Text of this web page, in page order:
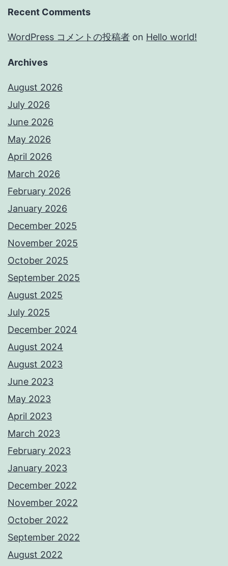
Recent Comments
WordPress コメントの投稿者 on Hello world!
Archives
August 2026
July 2026
June 2026
May 2026
April 2026
March 2026
February 2026
January 2026
December 2025
November 2025
October 2025
September 2025
August 2025
July 2025
December 2024
August 2024
August 2023
June 2023
May 2023
April 2023
March 2023
February 2023
January 2023
December 2022
November 2022
October 2022
September 2022
August 2022